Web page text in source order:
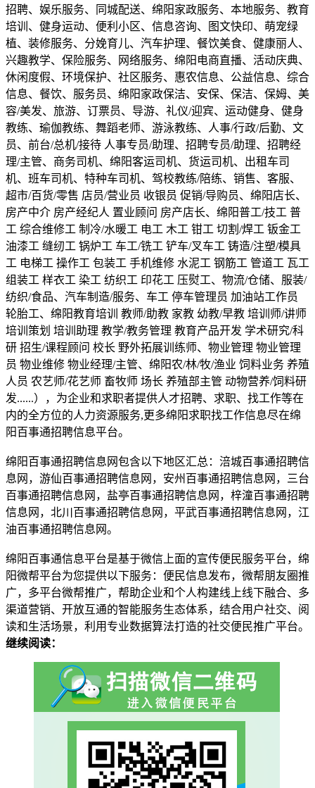
招聘、娱乐服务、同城配送、绵阳家政服务、本地服务、教育
培训、健身运动、便利小区、信息咨询、图文快印、萌宠绿
植、装修服务、分娩育儿、汽车护理、餐饮美食、健康丽人、
兴趣教学、保险服务、网络服务、绵阳电商直播、活动庆典、
休闲度假、环境保护、社区服务、惠农信息、公益信息、综合
信息、餐饮、服务员、绵阳家政保洁、安保、保洁、保姆、美
容/美发、旅游、订票员、导游、礼仪/迎宾、运动健身、健身
教练、瑜伽教练、舞蹈老师、游泳教练、人事/行政/后勤、文
员、前台/总机/接待 人事专员/助理、招聘专员/助理、招聘经
理/主管、商务司机、绵阳客运司机、货运司机、出租车司
机、班车司机、特种车司机、驾校教练/陪练、销售、客服、
超市/百货/零售 店员/营业员 收银员 促销/导购员、绵阳店长、
房产中介 房产经纪人 置业顾问 房产店长、绵阳普工/技工 普
工 综合维修工 制冷/水暖工 电工 木工 钳工 切割/焊工 钣金工
油漆工 缝纫工 锅炉工 车工/铣工 铲车/叉车工 铸造/注塑/模具
工 电梯工 操作工 包装工 手机维修 水泥工 钢筋工 管道工 瓦工
组装工 样衣工 染工 纺织工 印花工 压熨工、物流/仓储、服装/
纺织/食品、汽车制造/服务、车工 停车管理员 加油站工作员
轮胎工、绵阳教育培训 教师/助教 家教 幼教/早教 培训师/讲师
培训策划 培训助理 教学/教务管理 教育产品开发 学术研究/科
研 招生/课程顾问 校长 野外拓展训练师、物业管理 物业管理
员 物业维修 物业经理/主管、绵阳农/林/牧/渔业 饲料业务 养殖
人员 农艺师/花艺师 畜牧师 场长 养殖部主管 动物营养/饲料研
发......），为企业和求职者提供人才招聘、求职、找工作等在
内的全方位的人力资源服务,更多绵阳求职找工作信息尽在绵
阳百事通招聘信息平台。
绵阳百事通招聘信息网包含以下地区汇总：涪城百事通招聘信
息网，游仙百事通招聘信息网，安州百事通招聘信息网，三台
百事通招聘信息网，盐亭百事通招聘信息网，梓潼百事通招聘
信息网，北川百事通招聘信息网，平武百事通招聘信息网，江
油百事通招聘信息网。
绵阳百事通信息平台是基于微信上面的宣传便民服务平台，绵
阳微帮平台为您提供以下服务：便民信息发布，微帮朋友圈推
广，多平台微帮推广，帮助企业和个人构建线上线下融合、多
渠道营销、开放互通的智能服务生态体系，结合用户社交、阅
读和生活场景，利用专业数据算法打造的社交便民推广平台。
继续阅读：